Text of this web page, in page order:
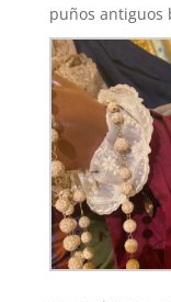
puños antiguos